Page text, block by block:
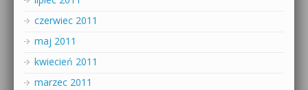
czerwiec 2011
maj 2011
kwiecień 2011
marzec 2011